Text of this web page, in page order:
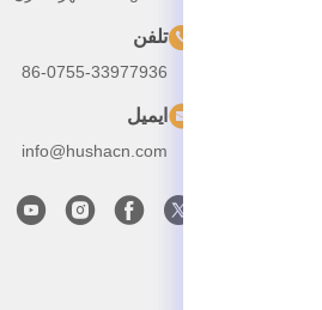
تلفن
86-0755-33977936
ایمیل
info@hushacn.com